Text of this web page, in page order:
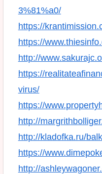
3%81%a0/
https://
https://
http://
https://
virus/
https://
http://
http://kladofka.ru/
https://
http://